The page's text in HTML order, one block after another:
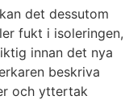
det dessutom
fukt i isoleringen,
innan det nya
beskriva
och yttertak